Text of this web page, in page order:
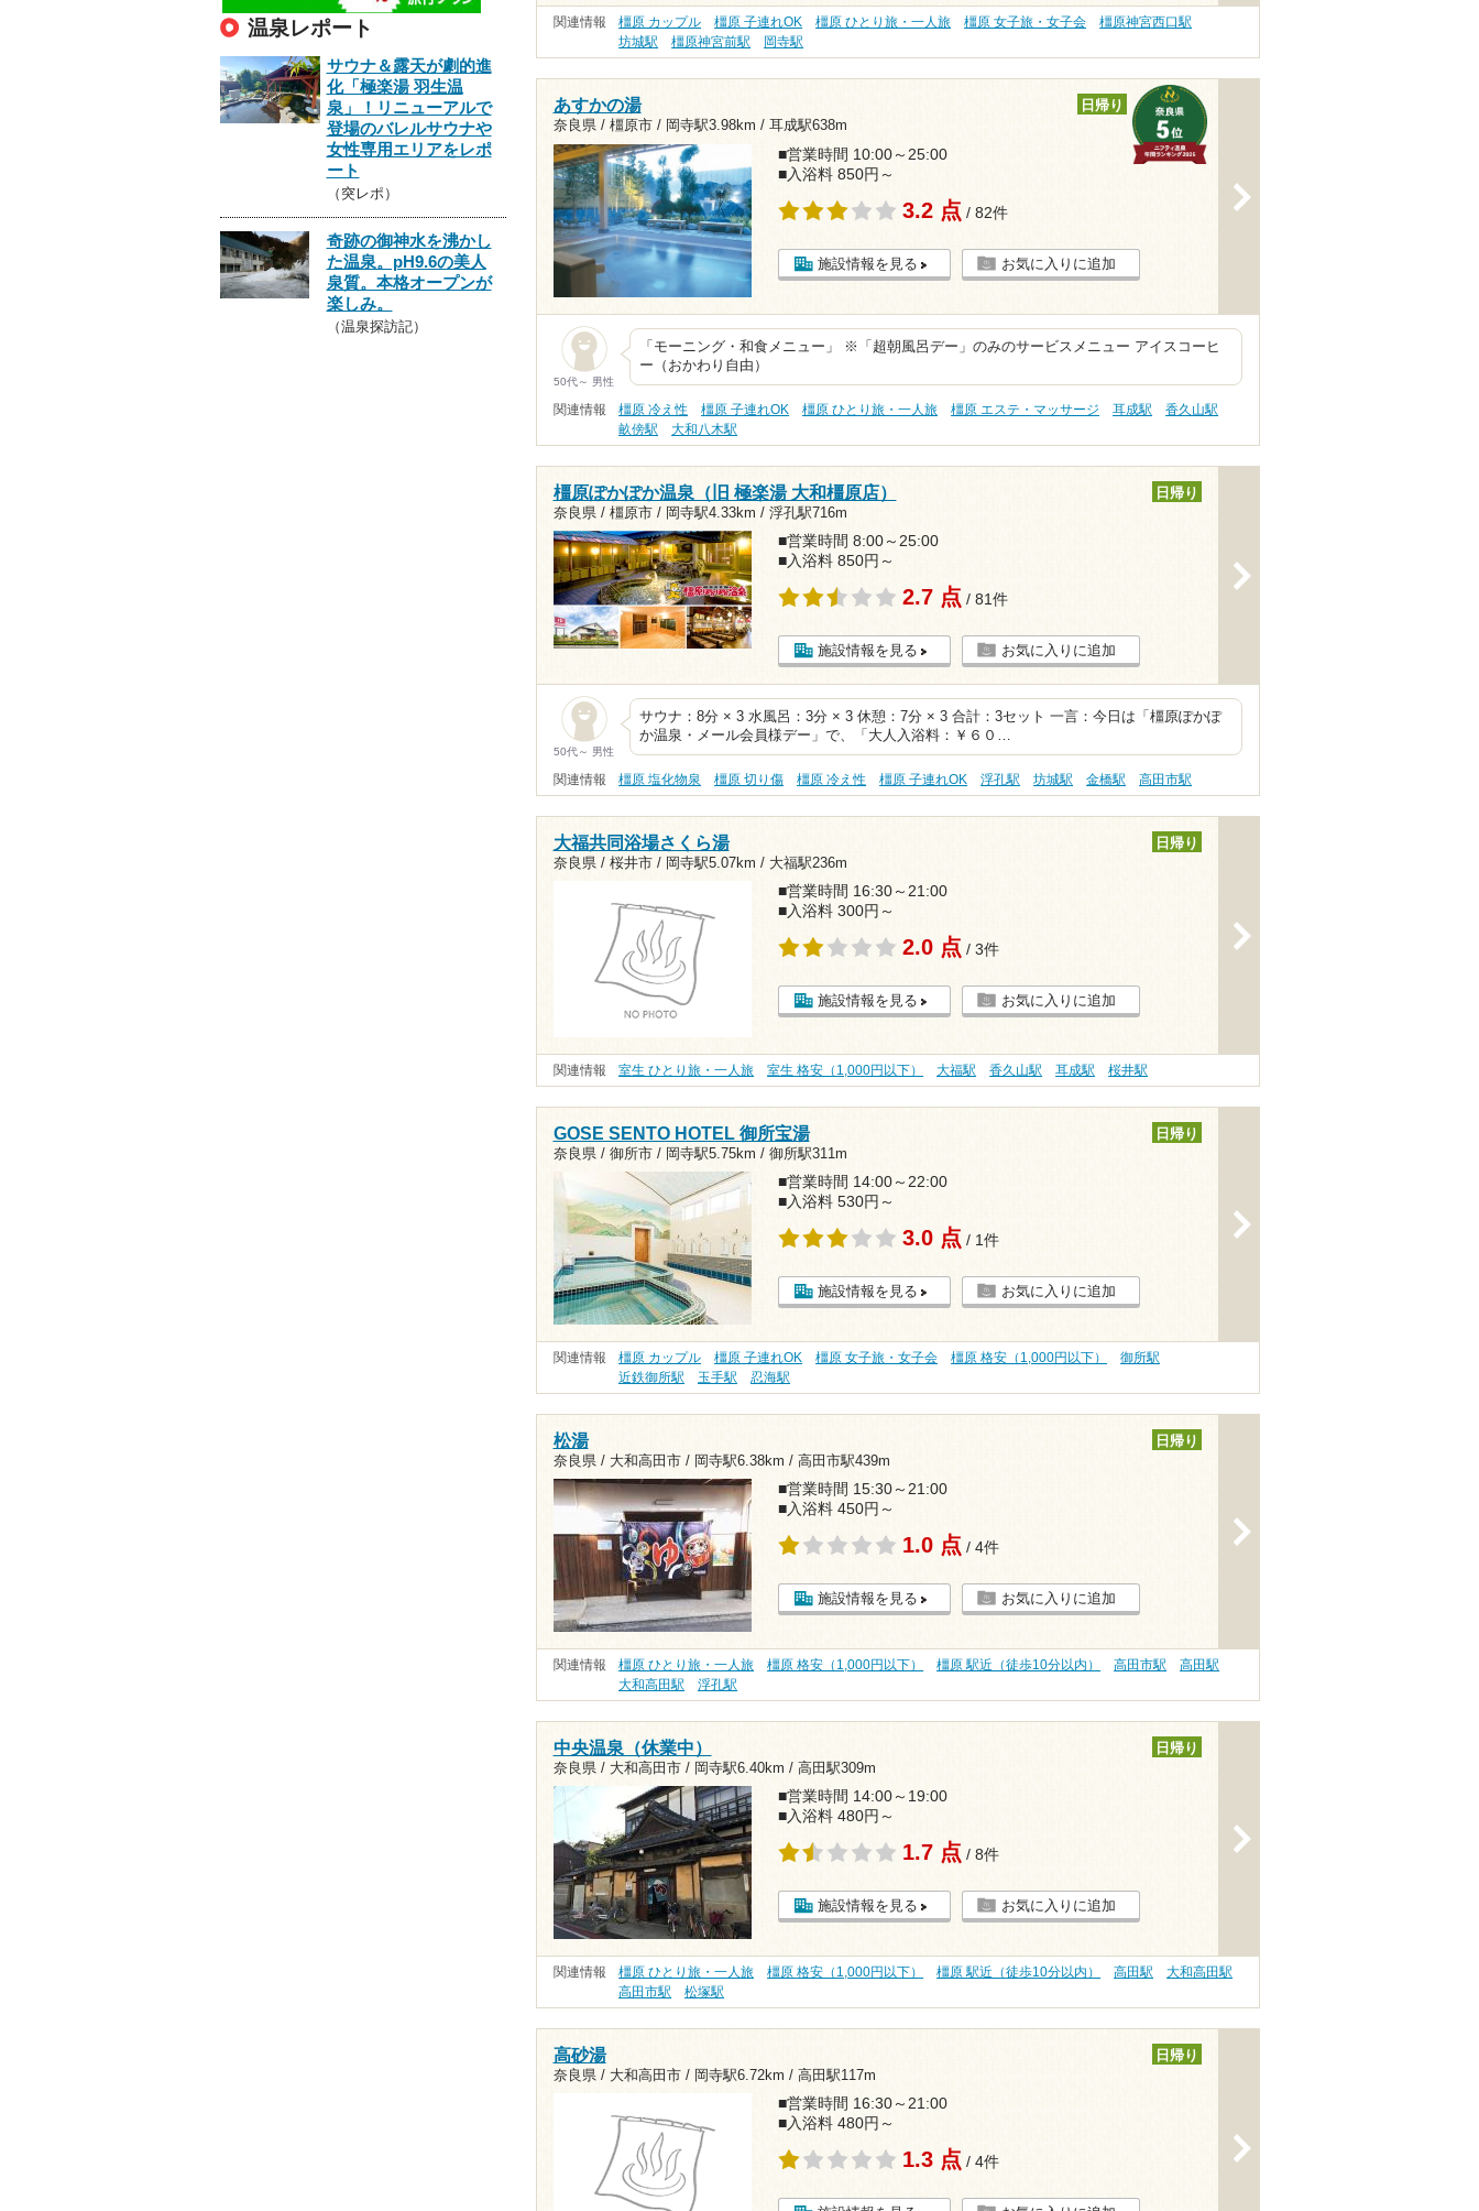
関連情報 橿原 カップル 橿原 子連れOK 橿原 ひとり旅・一人旅 橿原 女子旅・女子会
橿原神宮西口駅
坊城駅
橿原神宮前駅 岡寺駅
あすかの湯
奈良県 / 橿原市 / 岡寺駅3.98km / 耳成駅638m
日帰り
■営業時間 10:00～25:00
■入浴料 850円～
3.2 点 / 82件
施設情報を見る お気に入りに追加
50代～ 男性
「モーニング・和食メニュー」 ※「超朝風呂デー」のみのサービスメニュー アイスコーヒ
ー（おかわり自由）
関連情報 橿原 冷え性 橿原 子連れOK 橿原 ひとり旅・一人旅 橿原 エステ・マッサージ 耳成駅
香久山駅
畝傍駅
大和八木駅
橿原ぽかぽか温泉（旧 極楽湯 大和橿原店）
奈良県 / 橿原市 / 岡寺駅4.33km / 浮孔駅716m
日帰り
■営業時間 8:00～25:00
■入浴料 850円～
2.7 点 / 81件
施設情報を見る お気に入りに追加
50代～ 男性
サウナ：8分 × 3 水風呂：3分 × 3 休憩：7分 × 3 合計：3セット 一言：今日は「橿原ぽかぽ
か温泉・メール会員様デー」で、「大人入浴料：￥６０…
関連情報 橿原 塩化物泉 橿原 切り傷 橿原 冷え性 橿原 子連れOK 浮孔駅 坊城駅 金橋駅 高田市駅
大福共同浴場さくら湯
奈良県 / 桜井市 / 岡寺駅5.07km / 大福駅236m
日帰り
■営業時間 16:30～21:00
■入浴料 300円～
2.0 点 / 3件
施設情報を見る お気に入りに追加
関連情報 室生 ひとり旅・一人旅 室生 格安（1,000円以下） 大福駅 香久山駅 耳成駅 桜井駅
GOSE SENTO HOTEL 御所宝湯
奈良県 / 御所市 / 岡寺駅5.75km / 御所駅311m
日帰り
■営業時間 14:00～22:00
■入浴料 530円～
3.0 点 / 1件
施設情報を見る お気に入りに追加
関連情報 橿原 カップル 橿原 子連れOK 橿原 女子旅・女子会 橿原 格安（1,000円以下）
御所駅
近鉄御所駅
玉手駅 忍海駅
松湯
奈良県 / 大和高田市 / 岡寺駅6.38km / 高田市駅439m
日帰り
■営業時間 15:30～21:00
■入浴料 450円～
1.0 点 / 4件
施設情報を見る お気に入りに追加
関連情報 橿原 ひとり旅・一人旅 橿原 格安（1,000円以下） 橿原 駅近（徒歩10分以内） 高田市駅
高田駅
大和高田駅
浮孔駅
中央温泉（休業中）
奈良県 / 大和高田市 / 岡寺駅6.40km / 高田駅309m
日帰り
■営業時間 14:00～19:00
■入浴料 480円～
1.7 点 / 8件
施設情報を見る お気に入りに追加
関連情報 橿原 ひとり旅・一人旅 橿原 格安（1,000円以下） 橿原 駅近（徒歩10分以内） 高田駅
大和高田駅
高田市駅
松塚駅
高砂湯
奈良県 / 大和高田市 / 岡寺駅6.72km / 高田駅117m
日帰り
■営業時間 16:30～21:00
■入浴料 480円～
1.3 点 / 4件
温泉レポート
サウナ＆露天が劇的進
化「極楽湯 羽生温
泉」！リニューアルで
登場のバレルサウナや
女性専用エリアをレポ
ート
（突レポ）
奇跡の御神水を沸かし
た温泉。pH9.6の美人
泉質。本格オープンが
楽しみ。
（温泉探訪記）